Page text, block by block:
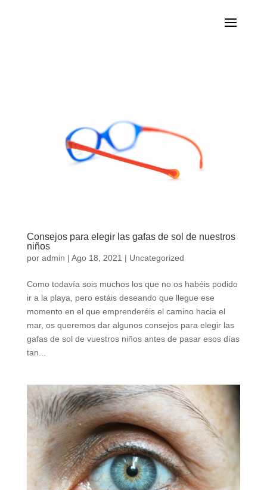
Consejos para elegir las gafas de sol de nuestros
niños
por admin | Ago 18, 2021 | Uncategorized
Como todavía sois muchos los que no os habéis podido
ir a la playa, pero estáis deseando que llegue ese
momento en el que emprenderéis el camino hacia el
mar, os queremos dar algunos consejos para elegir las
gafas de sol de vuestros niños antes de pasar esos días
tan...